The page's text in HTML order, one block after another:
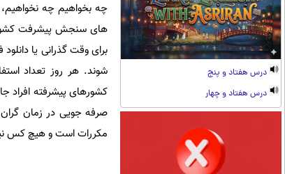
درس هفتاد و پنج
درس هفتاد و چهار
چه بخواهیم چه نخواهیم،
های سنجش پیشرفت
برای وقت گذرانی یا
شوند. هر روز تعداد
کشورهای پیشرفته افراد
صرفه جویی در زمان گران
مکررات است و هیچ کس